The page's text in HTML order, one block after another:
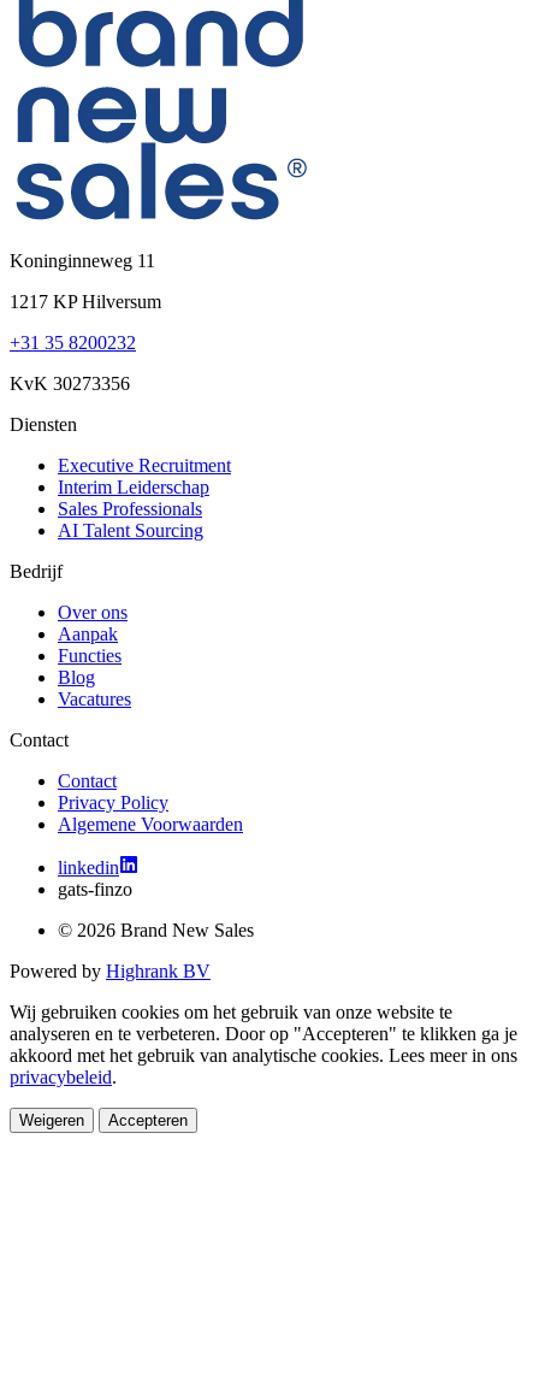
Koninginneweg 11
1217 KP Hilversum
+31 35 8200232
KvK 30273356
Diensten
Executive Recruitment
Interim Leiderschap
Sales Professionals
AI Talent Sourcing
Bedrijf
Over ons
Aanpak
Functies
Blog
Vacatures
Contact
Contact
Privacy Policy
Algemene Voorwaarden
linkedin
gats-finzo
© 2026 Brand New Sales
Powered by Highrank BV
Wij gebruiken cookies om het gebruik van onze website te
analyseren en te verbeteren. Door op "Accepteren" te klikken ga je
akkoord met het gebruik van analytische cookies. Lees meer in ons
privacybeleid.
Weigeren Accepteren